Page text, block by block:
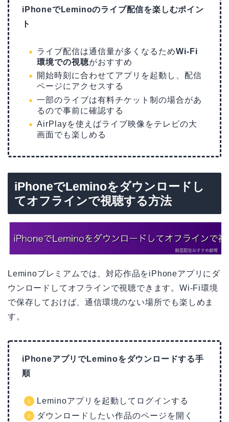
iPhoneでLeminoのライブ配信を楽しむポイン
ト
ライブ配信は通信量が多くなるためWi-Fi
環境での視聴がおすすめ
開始時刻に合わせてアプリを起動し、配信
ページにアクセスする
一部のライブは有料チケット制の場合があ
るので事前に確認する
AirPlayを使えばライブ映像をテレビの大
画面でも楽しめる
iPhoneでLeminoをダウンロードし
てオフラインで視聴する方法
Leminoプレミアムでは、対応作品をiPhoneアプリにダ
ウンロードしてオフラインで視聴できます。Wi-Fi環境
で保存しておけば、通信環境のない場所でも楽しめま
す。
iPhoneアプリでLeminoをダウンロードする手
順
Leminoアプリを起動してログインする
ダウンロードしたい作品のページを開く